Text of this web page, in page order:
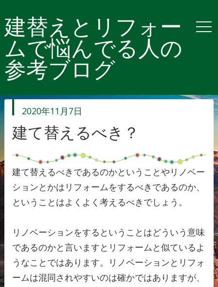
建替えとリフォー
ムで悩んでる人の
参考ブログ
投
日
2020年11月7日
建て替えるべき？
建て替えるべきであるのかということやリノベー
ションとかはリフォームをするべきであるのか、
ということはよくよく考えるべきでしょう。
リノベーションをするということはどういう意味
であるのかと言いますとリフォームと似ているよ
うなことではあります。リノベーションとリフォ
ームは混同されやすいのは確かではありますが、